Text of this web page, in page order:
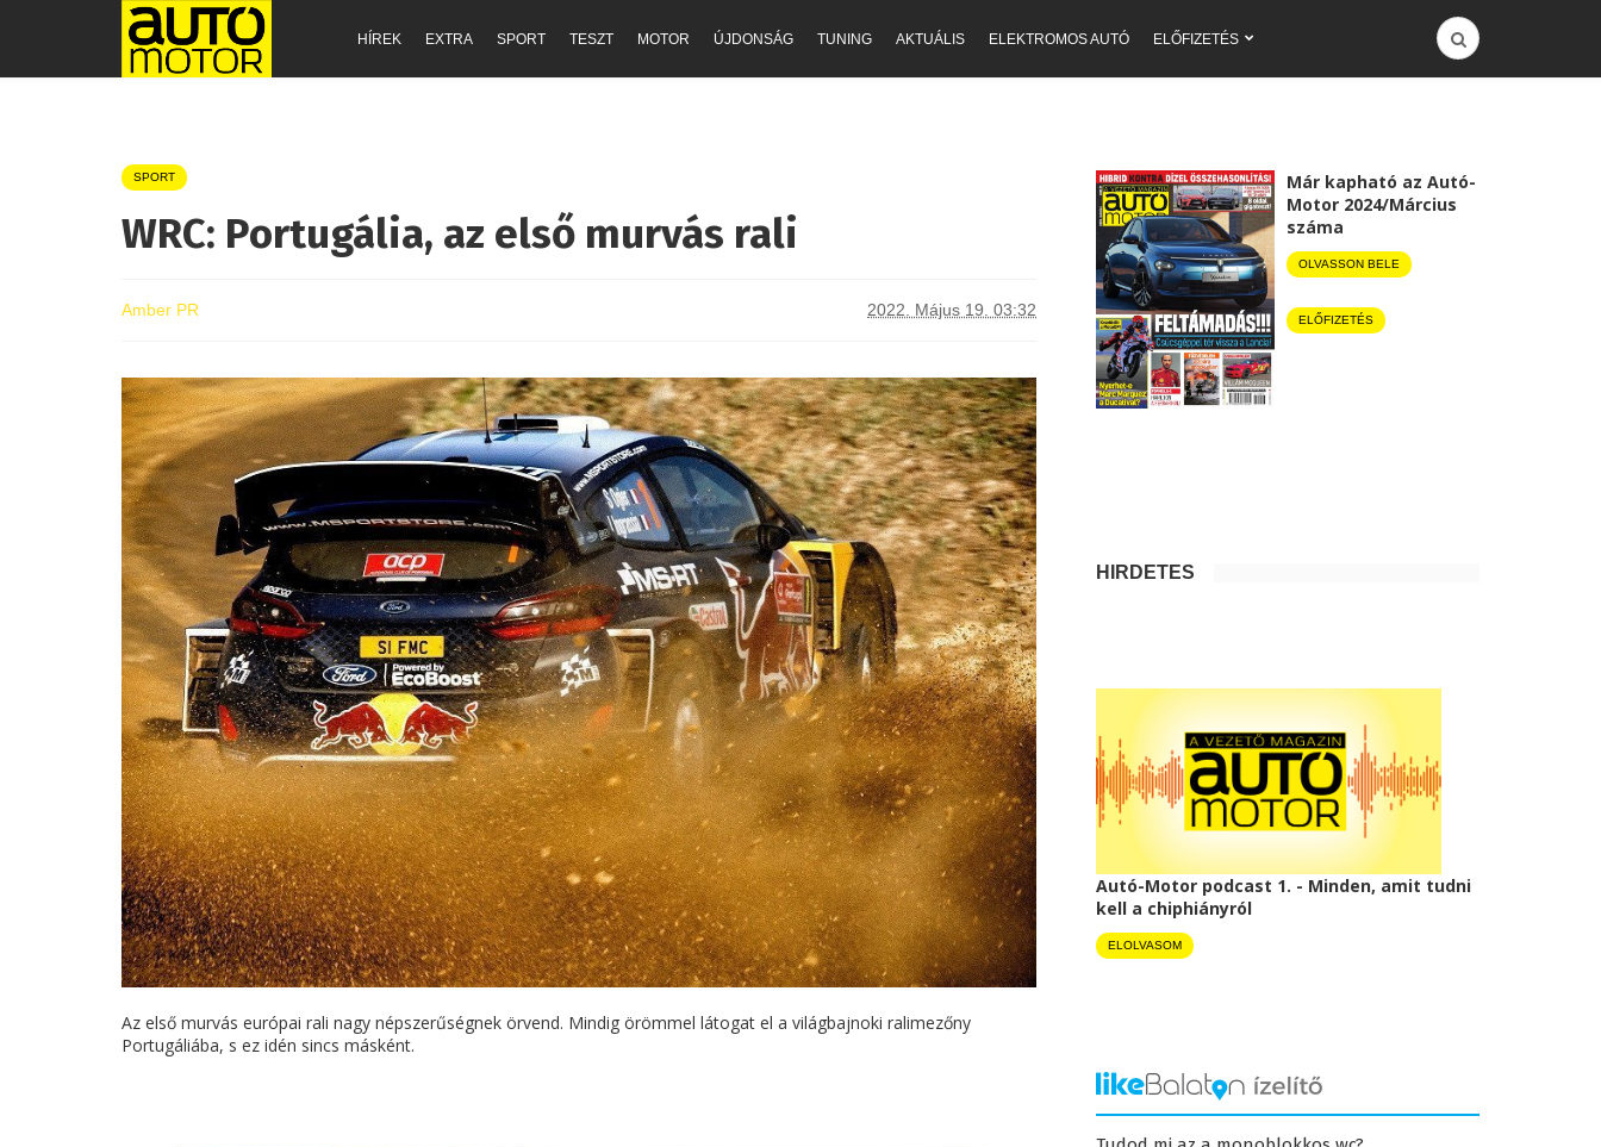
HÍREK EXTRA SPORT TESZT MOTOR ÚJDONSÁG TUNING AKTUÁLIS ELEKTROMOS AUTÓ ELŐFIZETÉS
SPORT
WRC: Portugália, az első murvás rali
Amber PR 2022. Május 19. 03:32
Az első murvás európai rali nagy népszerűségnek örvend. Mindig örömmel látogat el a világbajnoki ralimezőny
Portugáliába, s ez idén sincs másként.
Már kapható az Autó-
Motor 2024/Március
száma
OLVASSON BELE
ELŐFIZETÉS
HIRDETÉS
Autó-Motor podcast 1. - Minden, amit tudni
kell a chiphiányról
ELOLVASOM